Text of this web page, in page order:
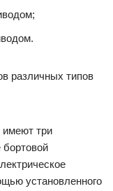
различных типов
имеют три
бортовой
установленного